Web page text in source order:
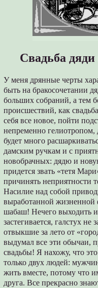
Свадьба дяди
У меня дрянные черты
быть на бракосочетании
больших собраний, а тем
происшествий, как
себя все новое, пойти
непременно гелиотропом,
будет много
дамским ручкам и с
новобрачных: дядю и
придется звать «тетя
причинять неприятности
Насилие над собой
выработанной жизненной
шабаш! Нечего выходить
застегивается, галстух
отвыкшие за лето от
выдумал все эти обычаи,
свадьбы! Я нахожу, что это
только двух людей:
жить вместе, потому что
друга. Все прекрасно